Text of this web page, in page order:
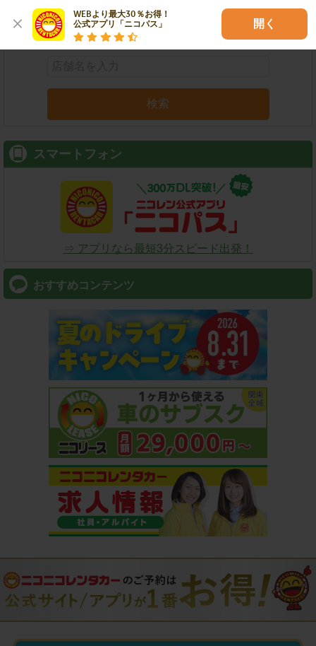
WEBより最大30％お得！
公式アプリ「ニコパス」
開く
店舗名 駅名 空港名
検索
スマートフォン
⇒ アプリなら最短3分スピード出発！
おすすめコンテンツ